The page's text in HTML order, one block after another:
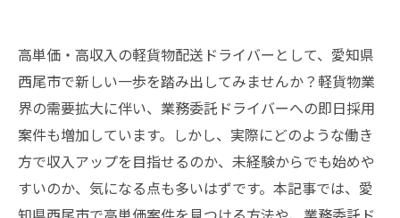
高単価・高収入の軽貨物配送ドライバーとして、愛知県
西尾市で新しい一歩を踏み出してみませんか？軽貨物業
界の需要拡大に伴い、業務委託ドライバーへの即日採用
案件も増加しています。しかし、実際にどのような働き
方で収入アップを目指せるのか、未経験からでも始めや
すいのか、気になる点も多いはずです。本記事では、愛